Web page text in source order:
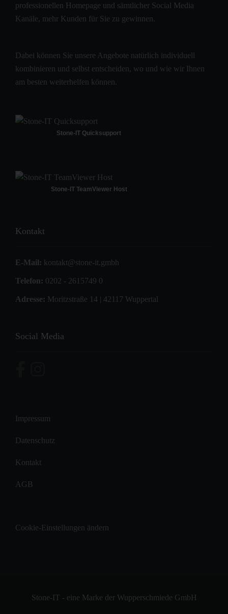
professionellen Homepage und sämtlicher Social Media
Kanäle, mehr Kunden für Sie zu gewinnen.
Dabei können Sie unsere Angebote natürlich individuell
kombinieren und selbst entscheiden, wo und wie wir Ihnen
am besten weiterhelfen können.
Stone-IT Quicksupport
Stone-IT TeamViewer Host
Kontakt
E-Mail: kontakt@stone-it.gmbh
Telefon: 0202 - 2615749 0
Adresse: Moritzstraße 14 | 42117 Wuppertal
Social Media
Impressum
Datenschutz
Kontakt
AGB
Cookie-Einstellungen ändern
Stone-IT - eine Marke der Wupperschmiede GmbH